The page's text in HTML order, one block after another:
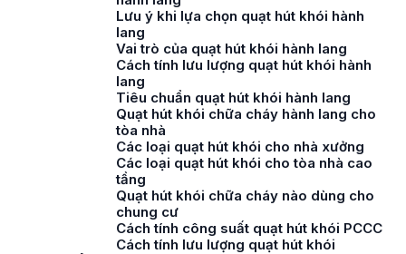
Lưu ý khi lựa chọn quạt hút khói hành
lang
Vai trò của quạt hút khói hành lang
Cách tính lưu lượng quạt hút khói hành
lang
Tiêu chuẩn quạt hút khói hành lang
Quạt hút khói chữa cháy hành lang cho
tòa nhà
Các loại quạt hút khói cho nhà xưởng
Các loại quạt hút khói cho tòa nhà cao
tầng
Quạt hút khói chữa cháy nào dùng cho
chung cư
Cách tính công suất quạt hút khói PCCC
Cách tính lưu lượng quạt hút khói